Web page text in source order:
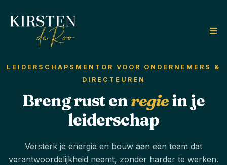
LEIDERSCHAPSMENTOR VOOR ONDERNEMERS &
DIRECTEUREN
Breng rust enregiein je
leiderschap
Versterk je energie en bouw aan een team dat
verantwoordelijkheid neemt, zonder harder te werken.